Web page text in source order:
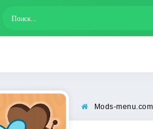
Mods-menu.com